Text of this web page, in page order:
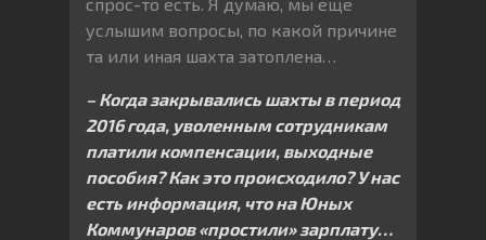
услышим вопросы, по какой причине
та или иная шахта затоплена…
– Когда закрывались шахты в период
2016 года, уволенным сотрудникам
платили компенсации, выходные
пособия? Как это происходило? У нас
есть информация, что на Юных
Коммунаров «простили» зарплату…